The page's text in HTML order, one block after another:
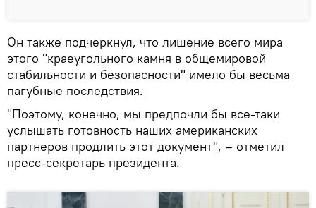
Он также подчеркнул, что лишение всего мира
этого "краеугольного камня в общемировой
стабильности и безопасности" имело бы весьма
пагубные последствия.
"Поэтому, конечно, мы предпочли бы все-таки
услышать готовность наших американских
партнеров продлить этот документ", – отметил
пресс-секретарь президента.